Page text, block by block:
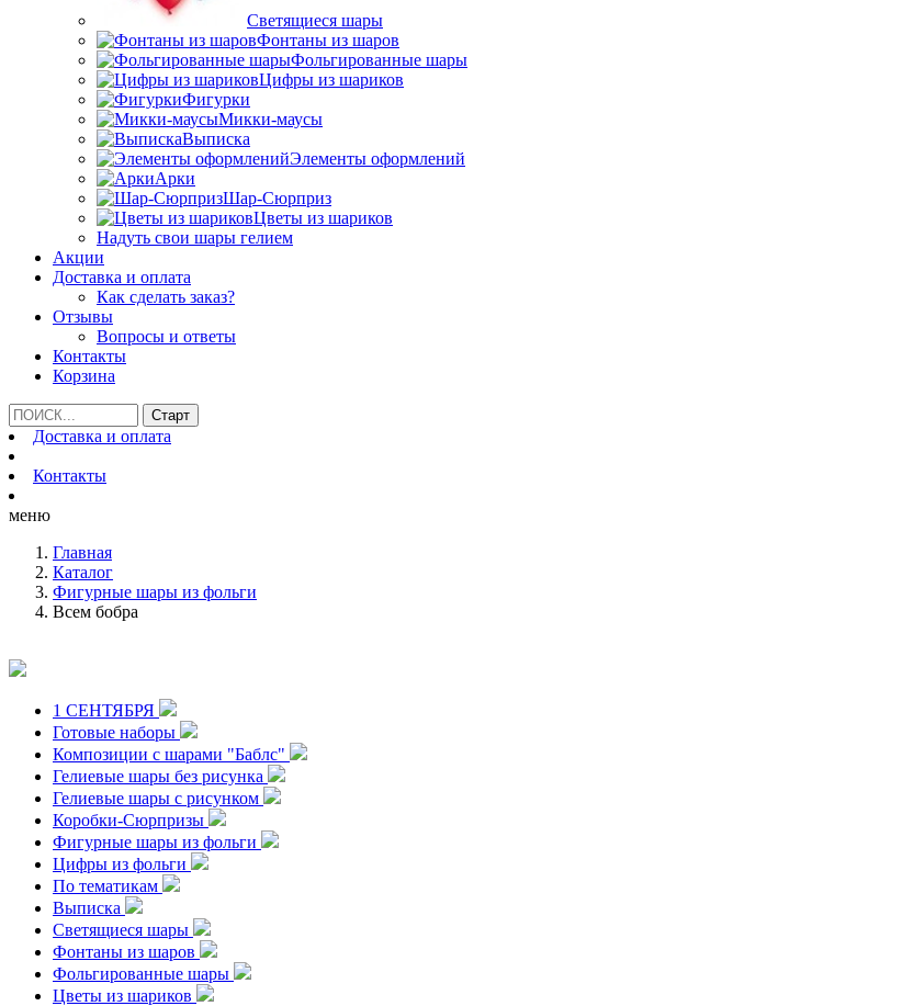
Светящиеся шары
Фонтаны из шаров
Фольгированные шары
Цифры из шариков
Фигурки
Микки-маусы
Выписка
Элементы оформлений
Арки
Шар-Сюрприз
Цветы из шариков
Надуть свои шары гелием
Акции
Доставка и оплата
Как сделать заказ?
Отзывы
Вопросы и ответы
Контакты
Корзина
Доставка и оплата
Контакты
меню
Главная
Каталог
Фигурные шары из фольги
Всем бобра
1 СЕНТЯБРЯ
Готовые наборы
Композиции с шарами "Баблс"
Гелиевые шары без рисунка
Гелиевые шары с рисунком
Коробки-Сюрпризы
Фигурные шары из фольги
Цифры из фольги
По тематикам
Выписка
Светящиеся шары
Фонтаны из шаров
Фольгированные шары
Цветы из шариков